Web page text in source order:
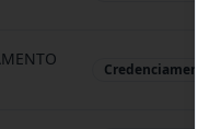
Credenciamento